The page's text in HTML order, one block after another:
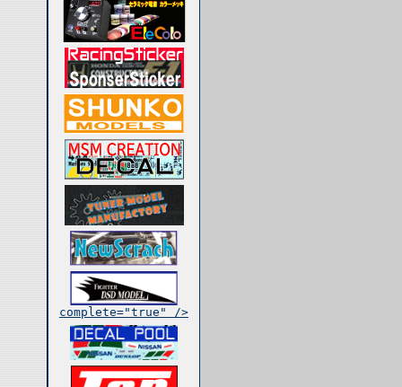
complete="true" />